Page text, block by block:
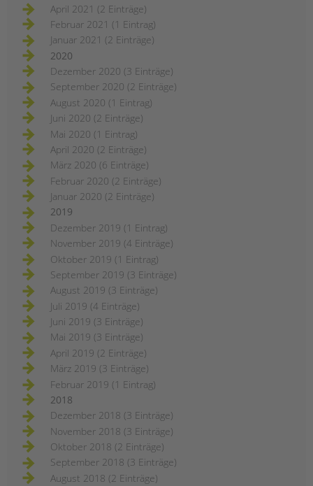
April 2021 (2 Einträge)
Februar 2021 (1 Eintrag)
Januar 2021 (2 Einträge)
2020
Dezember 2020 (3 Einträge)
September 2020 (2 Einträge)
August 2020 (1 Eintrag)
Juni 2020 (2 Einträge)
Mai 2020 (1 Eintrag)
April 2020 (2 Einträge)
März 2020 (6 Einträge)
Februar 2020 (2 Einträge)
Januar 2020 (2 Einträge)
2019
Dezember 2019 (1 Eintrag)
November 2019 (4 Einträge)
Oktober 2019 (1 Eintrag)
September 2019 (3 Einträge)
August 2019 (3 Einträge)
Juli 2019 (4 Einträge)
Juni 2019 (3 Einträge)
Mai 2019 (3 Einträge)
April 2019 (2 Einträge)
März 2019 (3 Einträge)
Februar 2019 (1 Eintrag)
2018
Dezember 2018 (3 Einträge)
November 2018 (3 Einträge)
Oktober 2018 (2 Einträge)
September 2018 (3 Einträge)
August 2018 (2 Einträge)